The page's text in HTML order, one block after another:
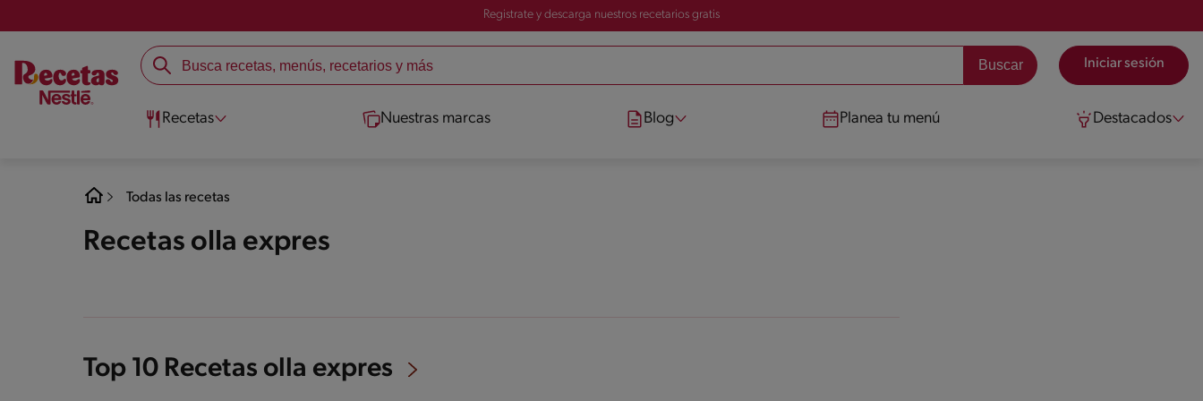
Registrate y descarga nuestros recetarios gratis
Iniciar sesión
Recetas Nuestras marcas Blog Planea tu menú Destacados
Todas las recetas
Recetas olla expres
Top 10 Recetas olla expres